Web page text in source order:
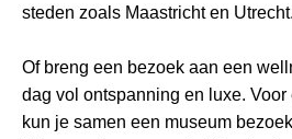
steden zoals Maastricht en Utrecht.
Of breng een bezoek aan een
dag vol ontspanning en luxe.
kun je samen een museum